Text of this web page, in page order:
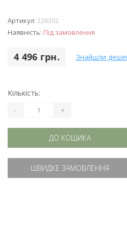
Артикул: 226302
Наявність: Під замовлення
4 496 грн. Знайшли
Кількість:
- +
ДО КОШИКА
ШВИДКЕ ЗАМОВЛЕННЯ